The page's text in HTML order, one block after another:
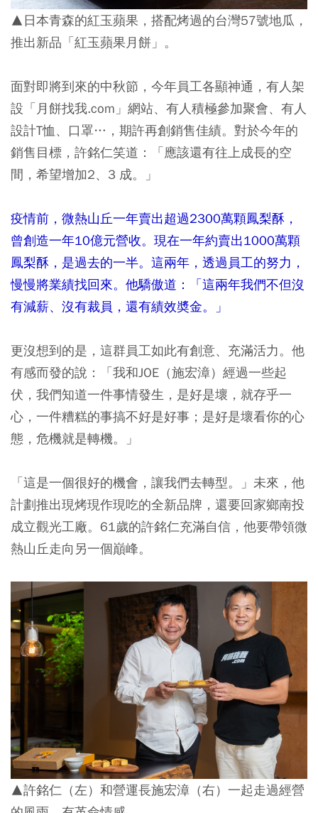
▲日本青森的紅玉蘋果，搭配烤過的台灣57號地瓜，
推出新品「紅玉蘋果月餅」。
面對即將到來的中秋節，今年員工各顯神通，有人架
設「月餅找我.com」網站、有人積極參加聚會、有人
設計T恤、口罩…，期許再創銷售佳績。對於今年的
銷售目標，許銘仁笑道：「應該還有往上成長的空
間，希望增加2、3 成。」
疫情前，微熱山丘一年賣出超過2300萬顆鳳梨酥，
曾創造一年10億元營收。現在一年約賣出1000萬顆
鳳梨酥，是過去的一半。這兩年，透過員工的努力，
慢慢將業績找回來。他驕傲道：「這兩年我們不但沒
有減薪、沒有裁員，還有績效奬金。」
更沒想到的是，這群員工如此有創意、充滿活力。他
有感而發的說：「我和JOE（施宏漳）經過一些起
伏，我們知道一件事情發生，是好是壞，就存乎一
心，一件糟糕的事搞不好是好事；是好是壞看你的心
態，危機就是轉機。」
「這是一個很好的機會，讓我們去轉型。」未來，他
計劃推出現烤現作現吃的全新品牌，還要回家鄉南投
成立觀光工廠。61歲的許銘仁充滿自信，他要帶領微
熱山丘走向另一個巔峰。
▲許銘仁（左）和營運長施宏漳（右）一起走過經營